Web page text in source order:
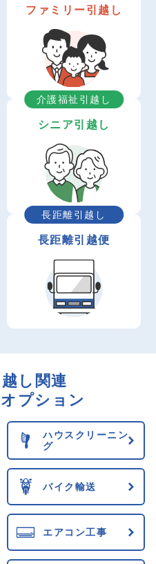
ファミリー引越し
介護福祉引越し
シニア引越し
長距離引越し
長距離引越便
し関連
プション
ハウスクリーニン
グ
バイク輸送
エアコン工事